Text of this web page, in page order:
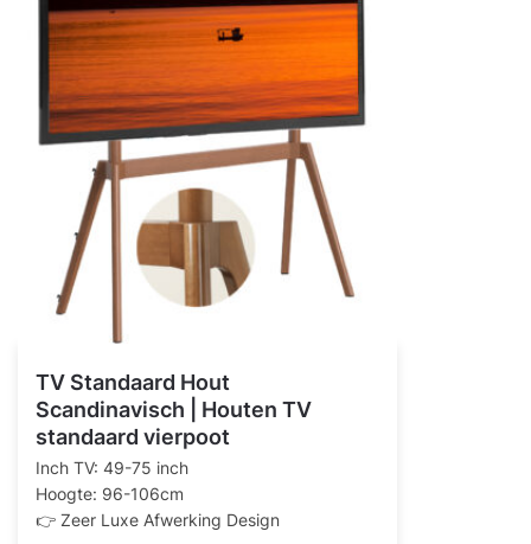
TV Standaard Hout
Scandinavisch | Houten TV
standaard vierpoot
Inch TV: 49-75 inch
Hoogte: 96-106cm
👉 Zeer Luxe Afwerking Design